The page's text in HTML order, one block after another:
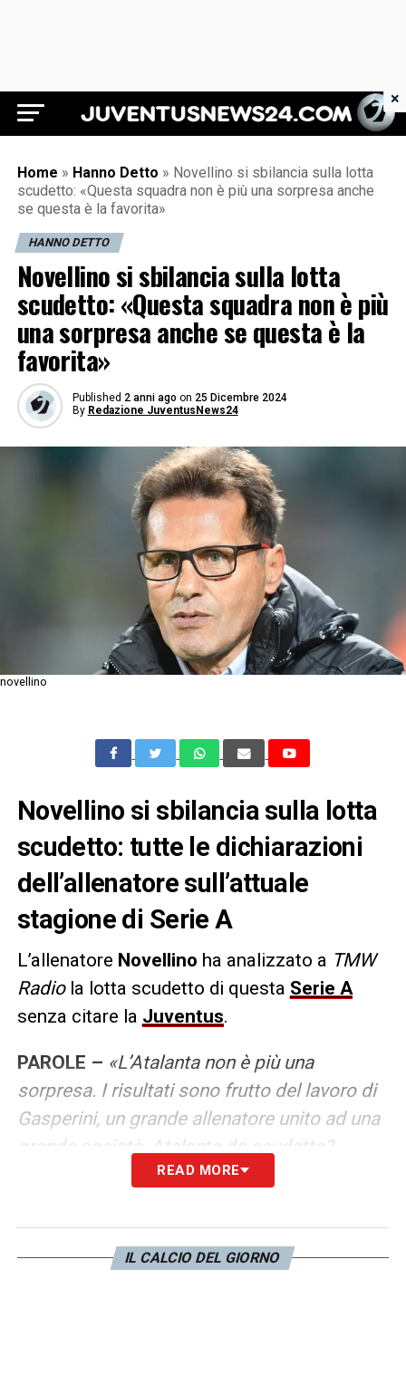
Juventus News 24
Home » Hanno Detto » Novellino si sbilancia sulla lotta
scudetto: «Questa squadra non è più una sorpresa anche
se questa è la favorita»
HANNO DETTO
Novellino si sbilancia sulla lotta
scudetto: «Questa squadra non è più
una sorpresa anche se questa è la
favorita»
Published 2 anni ago on 25 Dicembre 2024
By Redazione JuventusNews24
novellino
Novellino si sbilancia sulla lotta
scudetto: tutte le dichiarazioni
dell’allenatore sull’attuale
stagione di Serie A
L’allenatore Novellino ha analizzato a TMW
Radiola lotta scudetto di questa Serie A
senza citare la Juventus.
PAROLE – «L’Atalanta non è più una
sorpresa. I risultati sono frutto del lavoro di
Gasperini, un grande allenatore unito ad una
grande società. Atalanta da scudetto?
Penso proprio di sì. Ma l’Inter rimane la
l’arrivo di Conte s’è rimesso a posto. Credo
punti a vincere il campionato. Buongiorno è
READ MORE
IL CALCIO DEL GIORNO
×